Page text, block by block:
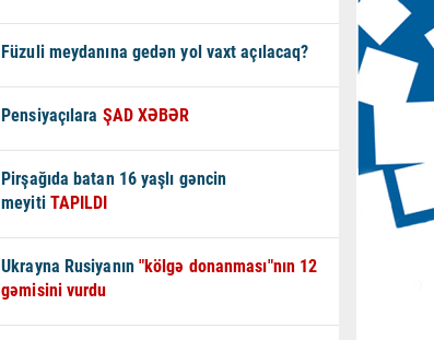
Füzuli meydanına gedən yol vaxt açılacaq?
Pensiyaçılara ŞAD XƏBƏR
Pirşağıda batan 16 yaşlı gəncin
meyiti TAPILDI
Ukrayna Rusiyanın "kölgə donanması"nın 12
gəmisini vurdu